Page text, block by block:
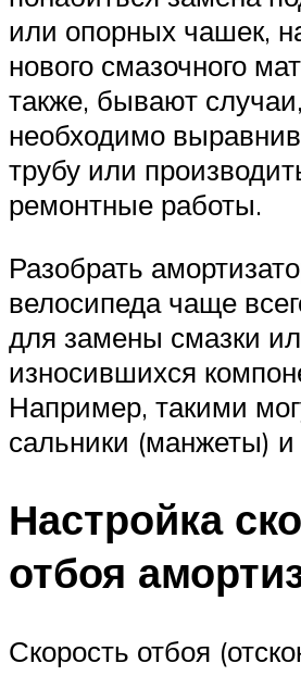
или опорных чашек,
нового смазочного
также, бывают
необходимо
трубу или
ремонтные работы.
Разобрать
велосипеда чаще
для замены смазки
износившихся
Например, такими
сальники (манжеты) и
Настройка
отбоя
Скорость отбоя